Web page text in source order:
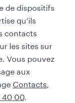
de dispositifs
qu’ils
contacts
les sites sur
Vous pouvez
aux
Contacts,
40 00.